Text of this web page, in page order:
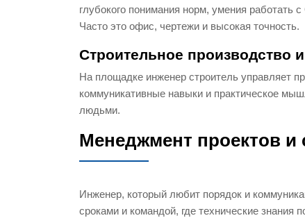
глубокого понимания норм, умения работать
Часто это офис, чертежи и высокая точность.
Строительное производство
На площадке инженер строитель управляет
коммуникативные навыки и практическое
людьми.
Менеджмент проектов
Инженер, который любит порядок и
сроками и командой, где технические